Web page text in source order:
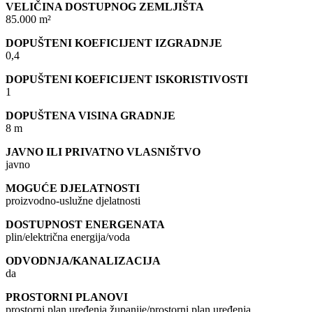
VELIČINA DOSTUPNOG ZEMLJIŠTA
85.000 m²
DOPUŠTENI KOEFICIJENT IZGRADNJE
0,4
DOPUŠTENI KOEFICIJENT ISKORISTIVOSTI
1
DOPUŠTENA VISINA GRADNJE
8 m
JAVNO ILI PRIVATNO VLASNIŠTVO
javno
MOGUĆE DJELATNOSTI
proizvodno-uslužne djelatnosti
DOSTUPNOST ENERGENATA
plin/električna energija/voda
ODVODNJA/KANALIZACIJA
da
PROSTORNI PLANOVI
prostorni plan uređenja županije/prostorni plan uređenja